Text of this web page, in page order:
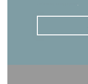
.